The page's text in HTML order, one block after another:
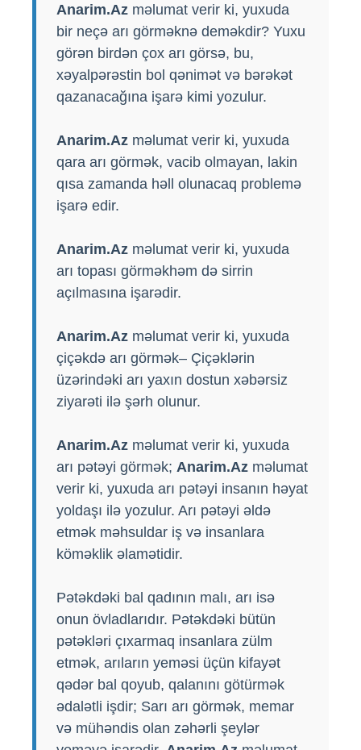
Anarim.Az məlumat verir ki, yuxuda
bir neçə arı görməknə deməkdir? Yuxu
görən birdən çox arı görsə, bu,
xəyalpərəstin bol qənimət və bərəkət
qazanacağına işarə kimi yozulur.
Anarim.Az məlumat verir ki, yuxuda
qara arı görmək, vacib olmayan, lakin
qısa zamanda həll olunacaq problemə
işarə edir.
Anarim.Az məlumat verir ki, yuxuda
arı topası görməkhəm də sirrin
açılmasına işarədir.
Anarim.Az məlumat verir ki, yuxuda
çiçəkdə arı görmək– Çiçəklərin
üzərindəki arı yaxın dostun xəbərsiz
ziyarəti ilə şərh olunur.
Anarim.Az məlumat verir ki, yuxuda
arı pətəyi görmək; Anarim.Az məlumat
verir ki, yuxuda arı pətəyi insanın həyat
yoldaşı ilə yozulur. Arı pətəyi əldə
etmək məhsuldar iş və insanlara
köməklik əlamətidir.
Pətəkdəki bal qadının malı, arı isə
onun övladlarıdır. Pətəkdəki bütün
pətəkləri çıxarmaq insanlara zülm
etmək, arıların yeməsi üçün kifayət
qədər bal qoyub, qalanını götürmək
ədalətli işdir; Sarı arı görmək, memar
və mühəndis olan zəhərli şeylər